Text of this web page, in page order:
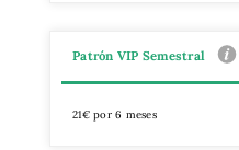
Patrón VIP Semestral
21€ por 6 meses